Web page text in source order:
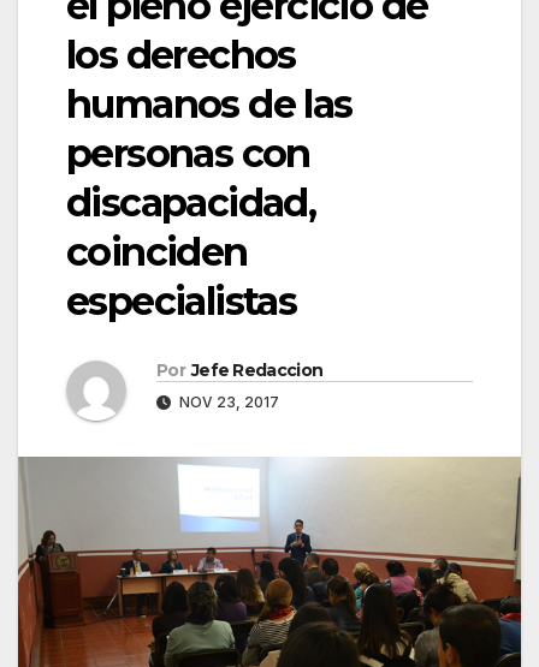
los derechos
humanos de las
personas con
discapacidad,
coinciden
especialistas
Por Jefe Redaccion
NOV 23, 2017